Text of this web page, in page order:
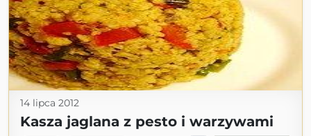
14 lipca 2012
Kasza jaglana z pesto i warzywami